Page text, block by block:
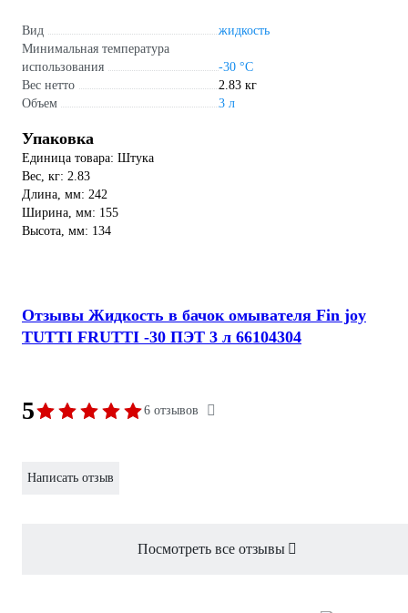
Вид
жидкость
Минимальная температура
использования
-30 °С
Вес нетто
2.83 кг
Объем
3 л
Упаковка
Единица товара: Штука
Вес, кг: 2.83
Длина, мм: 242
Ширина, мм: 155
Высота, мм: 134
Отзывы Жидкость в бачок омывателя Fin joy
TUTTI FRUTTI -30 ПЭТ 3 л 66104304
5 6 отзывов
Написать отзыв
Посмотреть все отзывы